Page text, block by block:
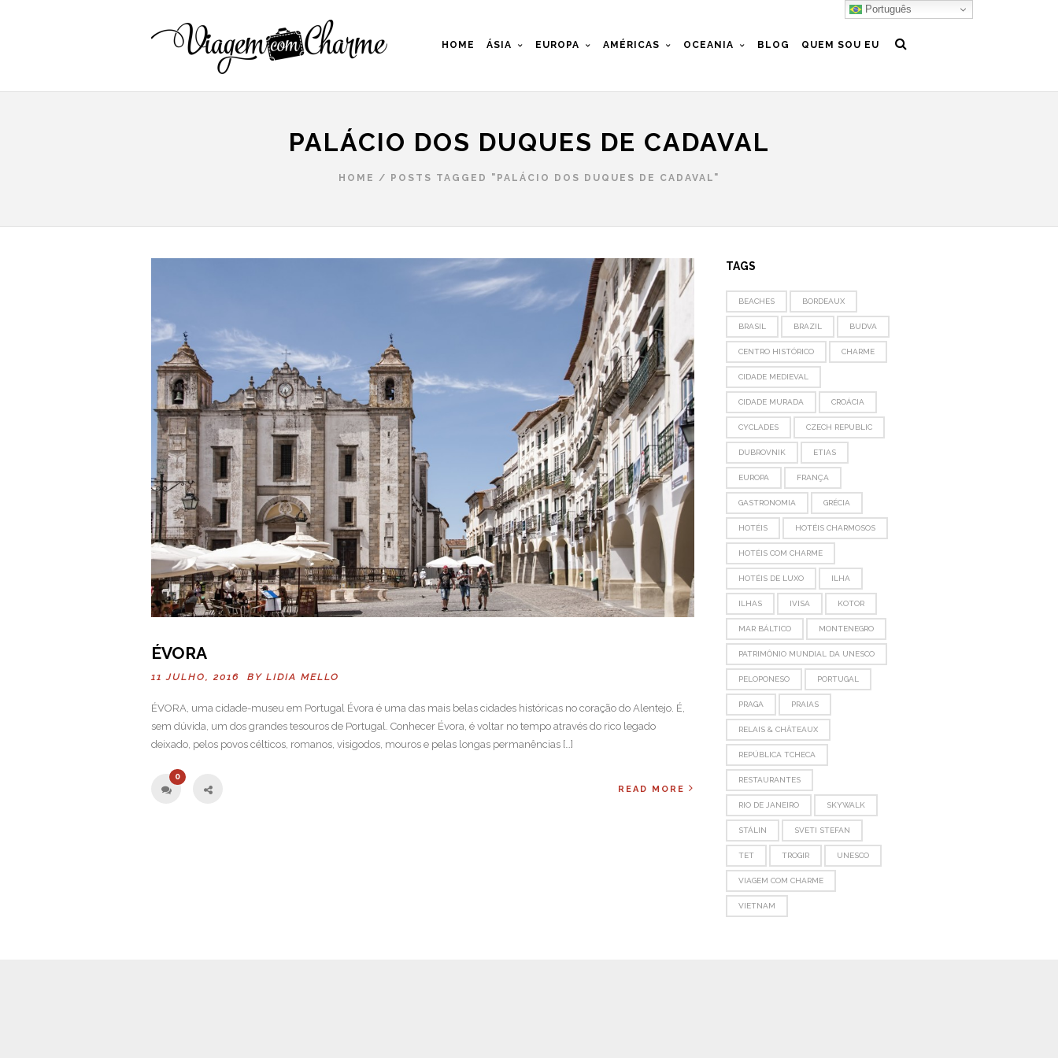
HOME ÁSIA EUROPA AMÉRICAS OCEANIA BLOG QUEM SOU EU
PALÁCIO DOS DUQUES DE CADAVAL
HOME / POSTS TAGGED "PALÁCIO DOS DUQUES DE CADAVAL"
ÉVORA
11 JULHO, 2016 BY LIDIA MELLO
ÉVORA, uma cidade-museu em Portugal Évora é uma das mais belas cidades históricas no coração do Alentejo. É,
sem dúvida, um dos grandes tesouros de Portugal. Conhecer Évora, é voltar no tempo através do rico legado
deixado, pelos povos célticos, romanos, visigodos, mouros e pelas longas permanências […]
0
READ MORE
TAGS
BEACHES BORDEAUX
BRASIL BRAZIL BUDVA
CENTRO HISTÓRICO CHARME
CIDADE MEDIEVAL
CIDADE MURADA CROÁCIA
CYCLADES CZECH REPUBLIC
DUBROVNIK ETIAS
EUROPA FRANÇA
GASTRONOMIA GRÉCIA
HOTÉIS HOTÉIS CHARMOSOS
HOTÉIS COM CHARME
HOTÉIS DE LUXO ILHA
ILHAS IVISA KOTOR
MAR BÁLTICO MONTENEGRO
PATRIMÔNIO MUNDIAL DA UNESCO
PELOPONESO PORTUGAL
PRAGA PRAIAS
RELAIS & CHÂTEAUX
REPÚBLICA TCHECA
RESTAURANTES
RIO DE JANEIRO SKYWALK
STÁLIN SVETI STEFAN
TET TROGIR UNESCO
VIAGEM COM CHARME
VIETNAM
Português